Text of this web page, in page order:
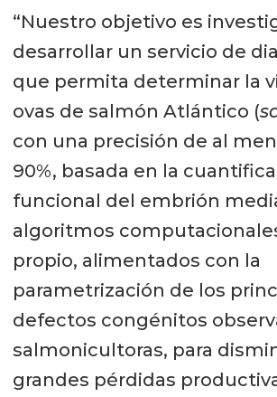
“Nuestro objetivo es
desarrollar un servicio de
que permita determinar la
ovas de salmón Atlántico (
con una precisión de al
90%, basada en la
funcional del embrión
algoritmos
propio, alimentados con la
parametrización de los
defectos congénitos
salmonicultoras, para
grandes pérdidas